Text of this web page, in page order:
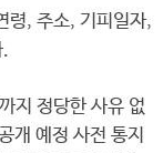
령, 주소, 기피일자,
지 정당한 사유 없
개 예정 사전 통지